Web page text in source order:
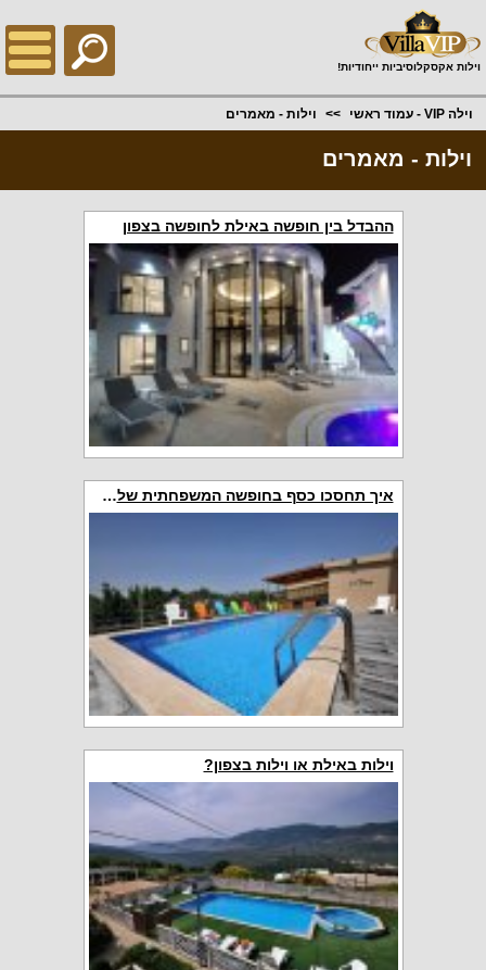
וילות אקסקלוסיביות ייחודיות!
וילה VIP - עמוד ראשי וילות - מאמרים
וילות - מאמרים
ההבדל בין חופשה באילת לחופשה בצפון
איך תחסכו כסף בחופשה המשפחתית שלכם?
וילות באילת או וילות בצפון?